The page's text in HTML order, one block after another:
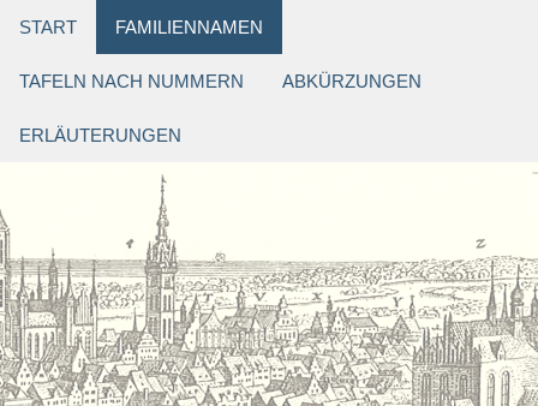
START FAMILIENNAMEN
TAFELN NACH NUMMERN ABKÜRZUNGEN
ERLÄUTERUNGEN